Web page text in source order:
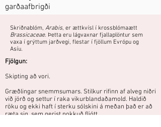
garðaafbrigði
Skriðnablóm, Arabis, er ættkvísl í krossblómaætt
Brassicaceae. Þetta eru lágvaxnar fjallaplöntur sem
vaxa í grýttum jarðvegi, flestar í fjöllum Evrópu og
Asíu.
Fjölgun:
Skipting að vori.
Græðlingar snemmsumars. Stilkur rifinn af alveg niðri
við jörð og settur í raka vikurblandaðamold. Haldið
röku og ekki haft í sterku sólskini á meðan það er að
ræta sig, sem gerist nokkuð fljótt.